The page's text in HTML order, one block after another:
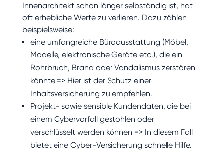
Innenarchitekt schon länger selbständig ist, hat
oft erhebliche Werte zu verlieren. Dazu zählen
beispielsweise:
eine umfangreiche Büroausstattung (Möbel,
Modelle, elektronische Geräte etc.), die ein
Rohrbruch, Brand oder Vandalismus zerstören
könnte => Hier ist der Schutz einer
Inhaltsversicherung zu empfehlen.
Projekt- sowie sensible Kundendaten, die bei
einem Cybervorfall gestohlen oder
verschlüsselt werden können => In diesem Fall
bietet eine Cyber-Versicherung schnelle Hilfe.